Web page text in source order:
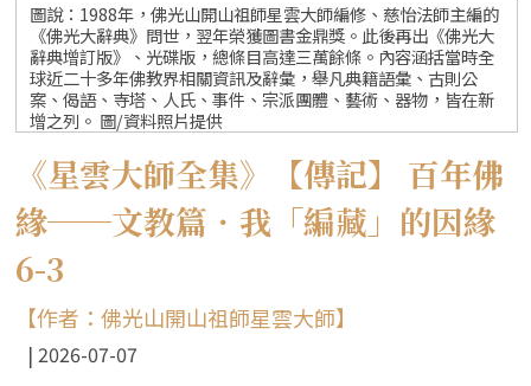
圖說：1988年，佛光山開山祖師星雲大師編修、慈怡法師主編的
《佛光大辭典》問世，翌年榮獲圖書金鼎獎。此後再出《佛光大
辭典增訂版》、光碟版，總條目高達三萬餘條。內容涵括當時全
球近二十多年佛教界相關資訊及辭彙，舉凡典籍語彙、古則公
案、偈語、寺塔、人氏、事件、宗派團體、藝術、器物，皆在新
增之列。 圖/資料照片提供
《星雲大師全集》【傳記】 百年佛
緣──文教篇．我「編藏」的因緣
6-3
【作者：佛光山開山祖師星雲大師】
2026-07-07